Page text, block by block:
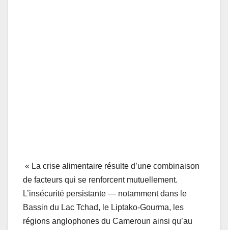
« La crise alimentaire résulte d’une combinaison
de facteurs qui se renforcent mutuellement.
L’insécurité persistante — notamment dans le
Bassin du Lac Tchad, le Liptako‑Gourma, les
régions anglophones du Cameroun ainsi qu’au